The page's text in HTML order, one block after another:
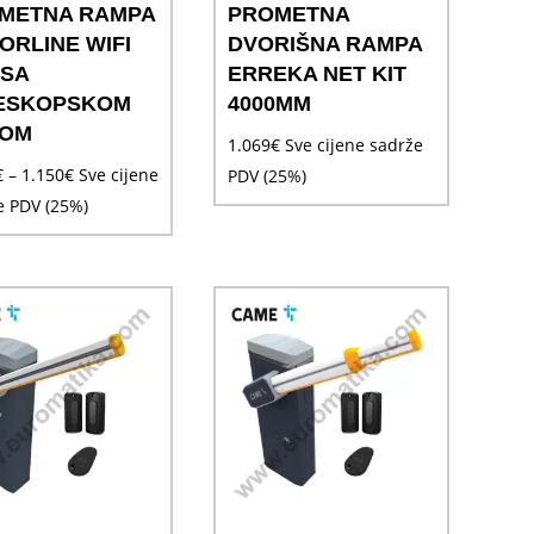
RAMPA
WIFI
– 1.150€Raspon
cijena:
od
1.150€
Sve cijene
PDV (25%)
PROMETNA
DVORIŠNA RAMPA
ERREKA NET KIT
4000MM
1.069€ Sve cijene sadrže
PDV (25%)